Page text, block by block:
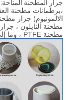
،برطمانات مطحنة
الالمونيوم) جرار
مطحنة PTFE ، وما إلى ذلك.